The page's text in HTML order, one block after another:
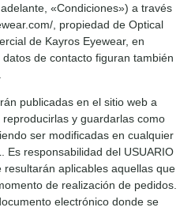
«Condiciones») a través
, propiedad de Optical
de Kayros Eyewear, en
de contacto figuran también
publicadas en el sitio web a
y guardarlas como
ser modificadas en cualquier
Es responsabilidad del USUARIO
aplicables aquellas que
de realización de pedidos.
electrónico donde se